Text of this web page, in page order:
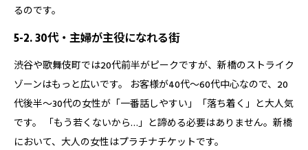
るのです。
5-2. 30代・主婦が主役になれる街
渋谷や歌舞伎町では20代前半がピークですが、新橋のストライク
ゾーンはもっと広いです。 お客様が40代〜60代中心なので、20
代後半〜30代の女性が「一番話しやすい」「落ち着く」と大人気
です。 「もう若くないから…」と諦める必要はありません。新橋
において、大人の女性はプラチナチケットです。